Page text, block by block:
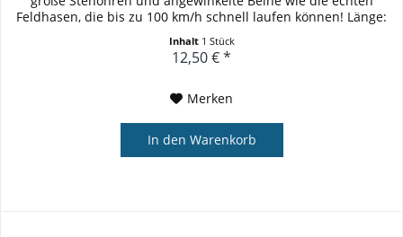
Feldhasen, die bis zu 100 km/h schnell laufen können! Länge:
Inhalt 1 Stück
12,50 € *
Merken
In den Warenkorb